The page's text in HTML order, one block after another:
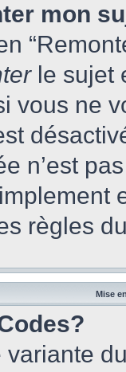
mon
le sujet
vous ne
n’est
règles
Mise